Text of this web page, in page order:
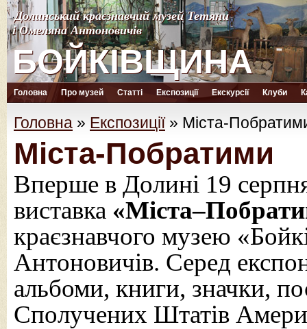
Долинський краєзнавчий музей Тетяни
і Омеляна Антоновичів
БОЙКІВЩИНА
Долинський краєзнавчий музей Тетяни
і Омеляна Антоновичів
БОЙКІВЩИНА
Головна Про музей Статті Експозиції Екскурсії Клуби
Головна » Експозиції» Міста-
Міста-Побратими
Вперше в Долині 19
виставка
краєзнавчого музею
Антоновичів. Серед
альбоми, книги, значки,
Сполучених Штатів